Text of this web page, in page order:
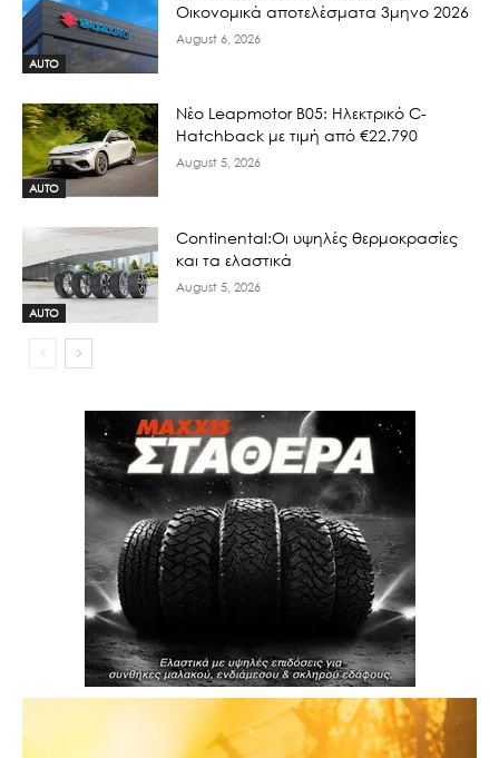
AUTO
Οικονομικά αποτελέσματα 3μηνο 2026
August 6, 2026
AUTO
Νέο Leapmotor B05: Ηλεκτρικό C-
Hatchback με τιμή από €22.790
August 5, 2026
AUTO
Continental:Οι υψηλές θερμοκρασίες
και τα ελαστικά
August 5, 2026